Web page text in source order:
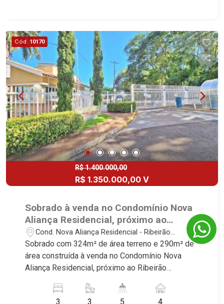
e Locação! Avenida João Fiúsa, 1051 - Alto da
Boa Vista | Ribeirão Preto.
Cód. 10170
R$ 1.400.000,00
R$ 1.350.000,00 V
Sobrado à venda no Condomínio Nova
Aliança Residencial, próximo ao
Ribeirão Shopping - Ribeirão Preto/SP.
Cond. Nova Aliança Residencial - Ribeirão
Preto/SP
Sobrado com 324m² de área terreno e 290m² de
área construída à venda no Condomínio Nova
Aliança Residencial, próximo ao Ribeirão
Ribeirão Preto/SP. Conheça as características
3 3 5 4